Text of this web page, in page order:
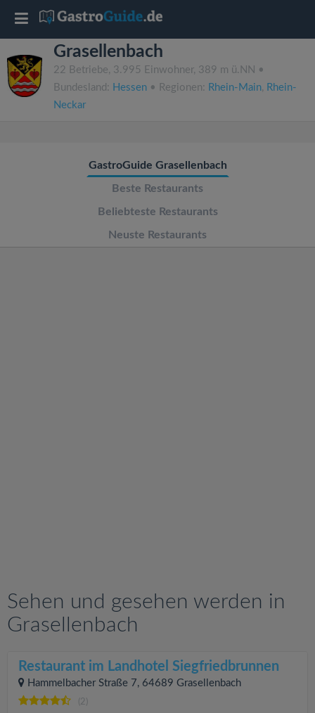
Grasellenbach
22 Betriebe, 3.995 Einwohner, 389 m ü.NN •
Bundesland: Hessen • Regionen: Rhein-Main, Rhein-
Neckar
GastroGuide Grasellenbach
Beste Restaurants
Beliebteste Restaurants
Neuste Restaurants
Sehen und gesehen werden in
Grasellenbach
Restaurant im Landhotel Siegfriedbrunnen
Hammelbacher Straße 7, 64689 Grasellenbach
(2)
T
o
g